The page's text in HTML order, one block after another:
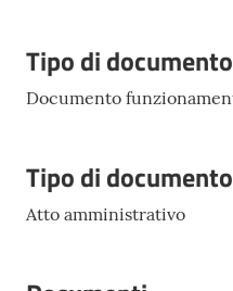
e
l
Tutti
Tipo di documento
Documento
Tipo di
Atto amministrativo